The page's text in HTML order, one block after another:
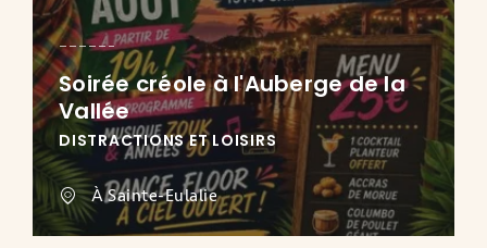
Soirée créole à l'Auberge de la
Vallée
DISTRACTIONS ET LOISIRS
À Sainte-Eulalie